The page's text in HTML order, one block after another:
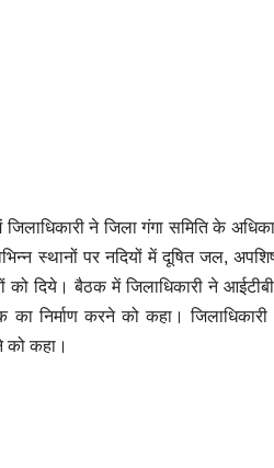
ने जिला गंगा समिति के
स्थानों पर नदियों में दूषित जल,
को दिये। बैठक में जिलाधिकारी ने
का निर्माण करने को कहा।
को कहा।